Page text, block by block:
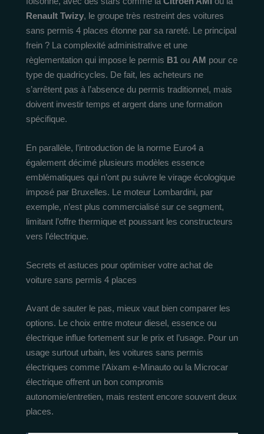
Renault Twizy, le groupe très restreint des voitures
sans permis 4 places étonne par sa rareté. Le principal
frein ? La complexité administrative et une
règlementation qui impose le permis B1 ou AM pour ce
type de quadricycles. De fait, les acheteurs ne
s’arrêtent pas à l’absence du permis traditionnel, mais
doivent investir temps et argent dans une formation
spécifique.
En parallèle, l’introduction de la norme Euro4 a
également décimé plusieurs modèles essence
emblématiques qui n’ont pu suivre le virage écologique
imposé par Bruxelles. Le moteur Lombardini, par
exemple, n’est plus commercialisé sur ce segment,
limitant l’offre thermique et poussant les constructeurs
vers l’électrique.
Secrets et astuces pour optimiser votre achat de
voiture sans permis 4 places
Avant de sauter le pas, mieux vaut bien comparer les
options. Le choix entre moteur diesel, essence ou
électrique influe fortement sur le prix et l’usage. Pour un
usage surtout urbain, les voitures sans permis
électriques comme l’Aixam e-Minauto ou la Microcar
électrique offrent un bon compromis
autonomie/entretien, mais restent encore souvent deux
places.